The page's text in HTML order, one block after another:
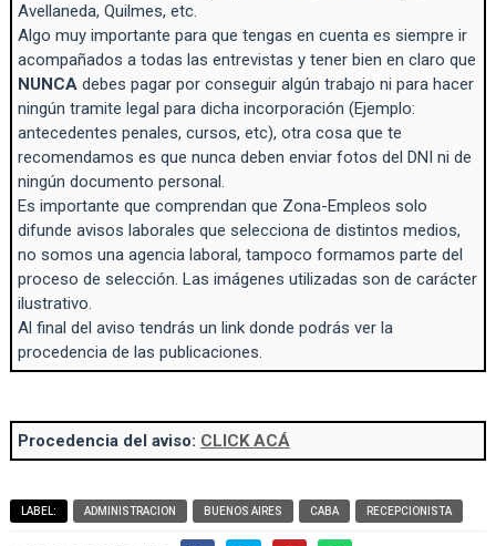
Avellaneda, Quilmes, etc.
Algo muy importante para que tengas en cuenta es siempre ir
acompañados a todas las entrevistas y tener bien en claro que
NUNCA debes pagar por conseguir algún trabajo ni para hacer
ningún tramite legal para dicha incorporación (Ejemplo:
antecedentes penales, cursos, etc), otra cosa que te
recomendamos es que nunca deben enviar fotos del DNI ni de
ningún documento personal.
Es importante que comprendan que Zona-Empleos solo
difunde avisos laborales que selecciona de distintos medios,
no somos una agencia laboral, tampoco formamos parte del
proceso de selección. Las imágenes utilizadas son de carácter
ilustrativo.
Al final del aviso tendrás un link donde podrás ver la
procedencia de las publicaciones.
Procedencia del aviso: CLICK ACÁ
LABEL: ADMINISTRACION BUENOS AIRES CABA RECEPCIONISTA